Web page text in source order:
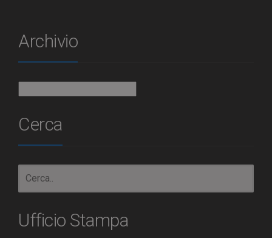
Archivio
Cerca
Ufficio Stampa